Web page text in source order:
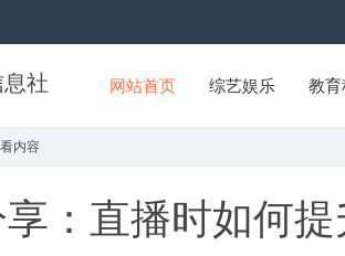
社 网站首页 综艺娱乐 教
内容
：直播时如何